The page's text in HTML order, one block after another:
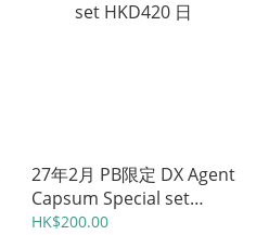
27年2月 PB限定 DX Agent
Capsum Special set
HKD420 日
HK$200.00